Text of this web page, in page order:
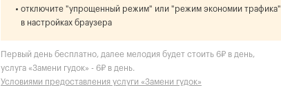
отключите "упрощенный режим" или "режим экономии трафика"
в настройках браузера
Первый день бесплатно, далее мелодия будет стоить 6₽ в день,
услуга «Замени гудок» - 6₽ в день.
Условиями предоставления услуги «Замени гудок»